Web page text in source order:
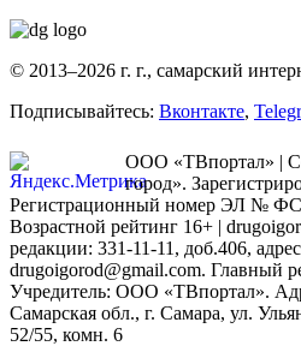
© 2013–2026 г. г., самарский
Подписывайтесь: Вконтакте,
ООО «ТВпортал» |
город».
Регистрационный номер ЭЛ № ФС
Возрастной рейтинг 16+ |
редакции: 331-11-11, доб.406,
drugoigorod@gmail.com. Главный
Учредитель: ООО «ТВпортал».
Самарская обл., г. Самара, ул.
52/55, комн. 6